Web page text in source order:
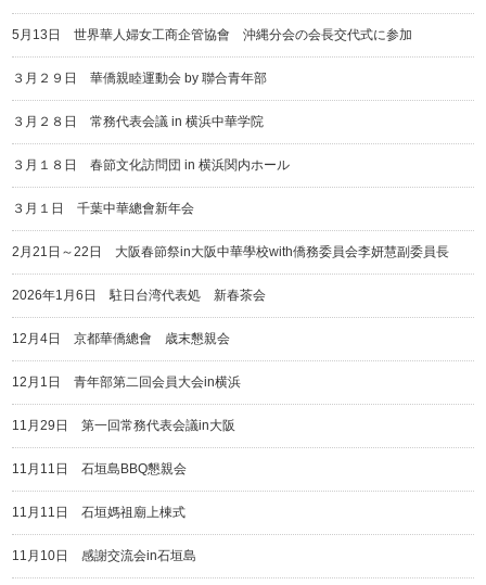
5月13日 世界華人婦女工商企管協會 沖縄分会の会長交代式に参加
３月２９日 華僑親睦運動会 by 聯合青年部
３月２８日 常務代表会議 in 横浜中華学院
３月１８日 春節文化訪問団 in 横浜関内ホール
３月１日 千葉中華總會新年会
2月21日～22日 大阪春節祭in大阪中華學校with僑務委員会李妍慧副委員長
2026年1月6日 駐日台湾代表処 新春茶会
12月4日 京都華僑總會 歳末懇親会
12月1日 青年部第二回会員大会in横浜
11月29日 第一回常務代表会議in大阪
11月11日 石垣島BBQ懇親会
11月11日 石垣媽祖廟上棟式
11月10日 感謝交流会in石垣島